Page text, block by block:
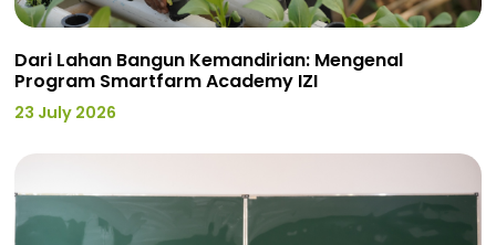
Dari Lahan Bangun Kemandirian: Mengenal
Program Smartfarm Academy IZI
23 July 2026